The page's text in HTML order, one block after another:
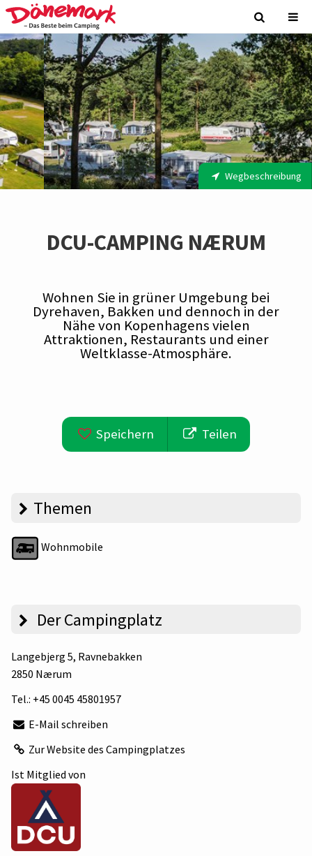
Wegbeschreibung
DCU-CAMPING NÆRUM
Wohnen Sie in grüner Umgebung bei
Dyrehaven, Bakken und dennoch in der
Nähe von Kopenhagens vielen
Attraktionen, Restaurants und einer
Weltklasse-Atmosphäre.
Speichern Teilen
Themen
Wohnmobile
Der Campingplatz
Langebjerg 5, Ravnebakken
2850 Nærum
Tel.: +45 0045 45801957
E-Mail schreiben
Zur Website des Campingplatzes
Ist Mitglied von